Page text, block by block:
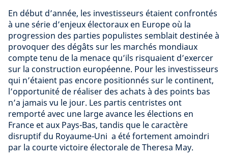
En début d’année, les investisseurs étaient confrontés
à une série d’enjeux électoraux en Europe où la
progression des parties populistes semblait destinée à
provoquer des dégâts sur les marchés mondiaux
compte tenu de la menace qu’ils risquaient d’exercer
sur la construction européenne. Pour les investisseurs
qui n’étaient pas encore positionnés sur le continent,
l’opportunité de réaliser des achats à des points bas
n’a jamais vu le jour. Les partis centristes ont
remporté avec une large avance les élections en
France et aux Pays-Bas, tandis que le caractère
disruptif du Royaume-Uni a été fortement amoindri
par la courte victoire électorale de Theresa May.